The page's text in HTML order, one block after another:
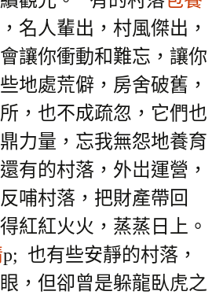
名人輩出，村風傑出，
讓你衝動和難忘，讓你
地處荒僻，房舍破舊，
，也不成疏忽，它們也
力量，忘我無怨地養育
有的村落，外岀運營，
哺村落，把財產帶回
紅紅火火，蒸蒸日上。
p; 也有些安靜的村落，
，但卻曾是躲龍臥虎之